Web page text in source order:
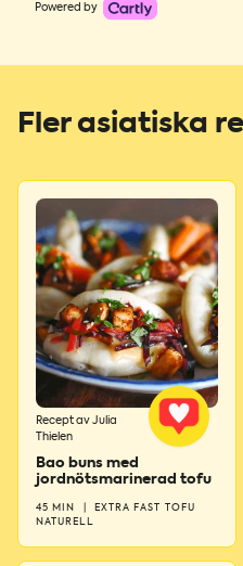
Powered by
Fler asiatiska
Recept av Julia
Thielen
Bao buns med
jordnötsmarinerad tofu
45 MIN
EXTRA FAST TOFU
NATURELL